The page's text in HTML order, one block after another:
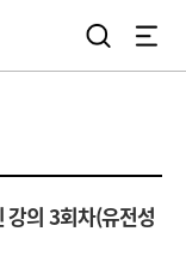
검색
강의 3회차(유전성